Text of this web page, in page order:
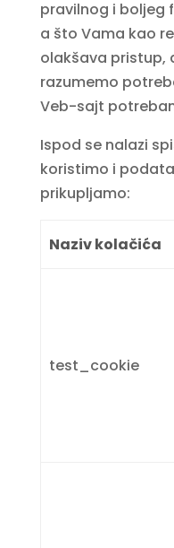
pravilnog i boljeg
a što Vama kao
olakšava pristup,
razumemo
Veb-sajt
Ispod se nalazi
koristimo i
prikupljamo:
Naziv kolačića
test_cookie